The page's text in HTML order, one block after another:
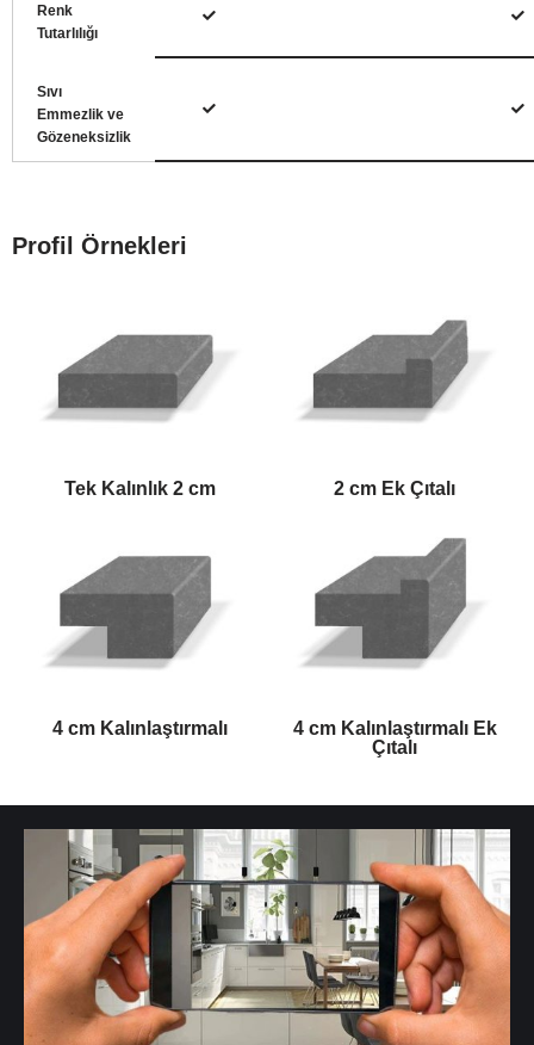
Renk
Tutarlılığı
Sıvı
Emmezlik ve
Gözeneksizlik
Profil Örnekleri
Tek Kalınlık 2 cm 2 cm Ek Çıtalı
4 cm Kalınlaştırmalı
4 cm Kalınlaştırmalı Ek
Çıtalı